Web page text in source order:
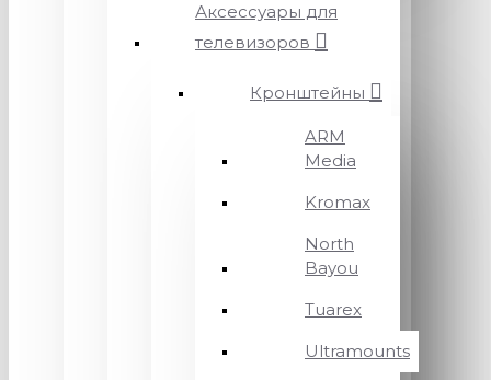
Аксессуары для
телевизоров
Кронштейны
ARM
Media
Kromax
North
Bayou
Tuarex
Ultramounts